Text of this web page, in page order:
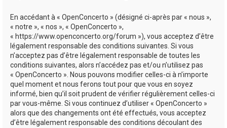
En accédant à « OpenConcerto » (désigné ci-après par « nous »,
« notre », « nos », « OpenConcerto »,
« https://www.openconcerto.org/forum »), vous acceptez d’être
légalement responsable des conditions suivantes. Si vous
n’acceptez pas d’être légalement responsable de toutes les
conditions suivantes, alors n’accédez pas et/ou n’utilisez pas
« OpenConcerto ». Nous pouvons modifier celles-ci à n’importe
quel moment et nous ferons tout pour que vous en soyez
informé, bien qu’il soit prudent de vérifier régulièrement celles-ci
par vous-même. Si vous continuez d’utiliser « OpenConcerto »
alors que des changements ont été effectués, vous acceptez
d’être légalement responsable des conditions découlant des